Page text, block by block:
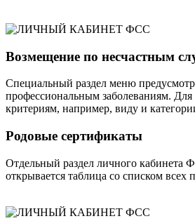
Возмещение по несчастным
Специальный раздел меню
профессиональным заболеваниям.
критериям, например, виду и
Родовые сертификаты
Отдельный раздел личного кабинета
открывается таблица со списком